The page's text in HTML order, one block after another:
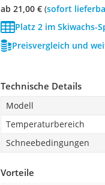
ab 21,00 €( Sofort
Platz 2 im Skiwachs-
Preisvergleich und
Technische Details
Modell
Temperaturbereich
Schneebedingungen
Vorteile